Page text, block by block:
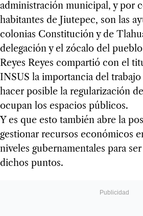
administración municipal, y por
habitantes de Jiutepec, son las
colonias Constitución y de
delegación y el zócalo del
Reyes Reyes compartió con el
INSUS la importancia del
hacer posible la regularización
ocupan los espacios públicos.
Y es que esto también abre la
gestionar recursos económicos
niveles gubernamentales para
dichos puntos.